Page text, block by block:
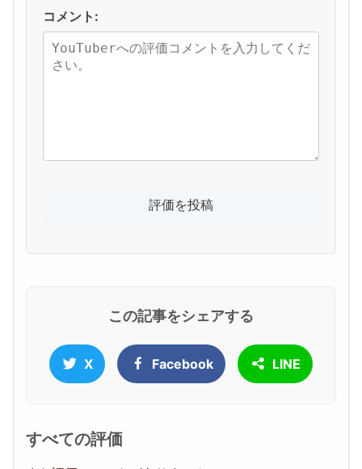
コメント:
この記事をシェアする
X Facebook LINE
すべての評価